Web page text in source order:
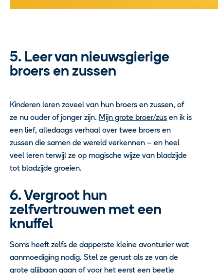
5. Leer van nieuwsgierige
broers en zussen
Kinderen leren zoveel van hun broers en zussen, of
ze nu ouder of jonger zijn. Mijn grote broer/zus en ik is
een lief, alledaags verhaal over twee broers en
zussen die samen de wereld verkennen – en heel
veel leren terwijl ze op magische wijze van bladzijde
tot bladzijde groeien.
6. Vergroot hun
zelfvertrouwen met een
knuffel
Soms heeft zelfs de dapperste kleine avonturier wat
aanmoediging nodig. Stel ze gerust als ze van de
grote glijbaan gaan of voor het eerst een beetje